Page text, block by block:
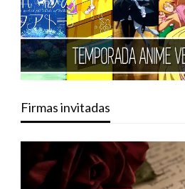
Firmas invitadas